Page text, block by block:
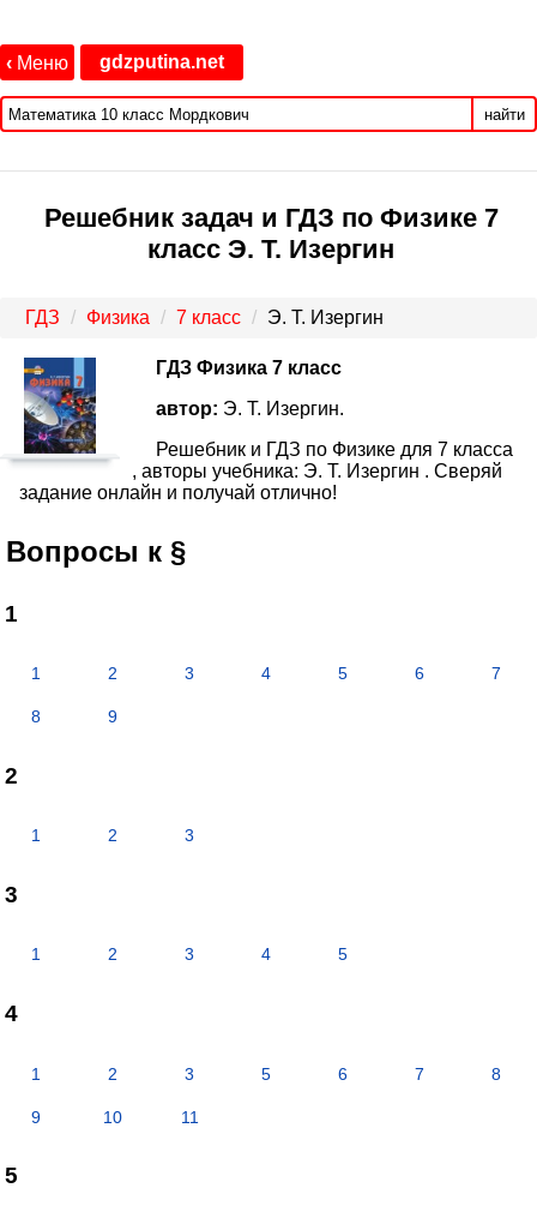
‹ Меню gdzputina.net
найти
Решебник задач и ГДЗ по Физике 7
класс Э. Т. Изергин
ГДЗ Физика 7 класс Э. Т. Изергин
ГДЗ Физика 7 класс
автор: Э. Т. Изергин.
Решебник и ГДЗ по Физике для 7 класса
, авторы учебника: Э. Т. Изергин . Сверяй
задание онлайн и получай отлично!
Вопросы к §
1
1 2 3 4 5 6 7
8 9
2
1 2 3
3
1 2 3 4 5
4
1 2 3 5 6 7 8
9 10 11
5